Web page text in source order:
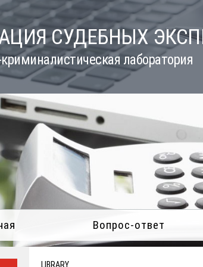
СУДЕБНЫХ
лаборатория
Вопрос-ответ
LIBRARY